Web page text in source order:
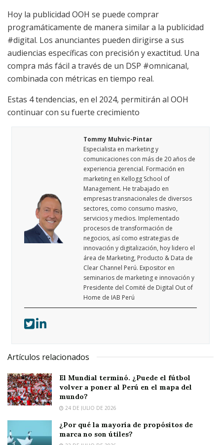
Hoy la publicidad OOH se puede comprar
programáticamente de manera similar a la publicidad
#digital. Los anunciantes pueden dirigirse a sus
audiencias específicas con precisión y exactitud. Una
compra más fácil a través de un DSP #omnicanal,
combinada con métricas en tiempo real.
Estas 4 tendencias, en el 2024, permitirán al OOH
continuar con su fuerte crecimiento
Tommy Muhvic-Pintar
Especialista en marketing y
comunicaciones con más de 20 años de
experiencia gerencial. Formación en
marketing en Kellogg School of
Management. He trabajado en
empresas transnacionales de diversos
sectores, como consumo masivo,
servicios y medios. Implementado
procesos de transformación de
negocios, así como estrategias de
innovación y digitalización, hoy lidero el
área de Marketing, Producto & Data de
Clear Channel Perú. Expositor en
seminarios de marketing e innovación y
Presidente del Comité de Digital Out of
Home de IAB Perú
Artículos relacionados
El Mundial terminó. ¿Puede el fútbol
volver a poner al Perú en el mapa del
mundo?
24 DE JULIO DE 2026
¿Por qué la mayoría de propósitos de
marca no son útiles?